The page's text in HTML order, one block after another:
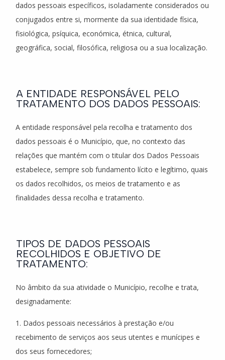
dados pessoais específicos, isoladamente considerados ou
conjugados entre si, mormente da sua identidade física,
fisiológica, psíquica, económica, étnica, cultural,
geográfica, social, filosófica, religiosa ou a sua localização.
A ENTIDADE RESPONSÁVEL PELO
TRATAMENTO DOS DADOS PESSOAIS:
A entidade responsável pela recolha e tratamento dos
dados pessoais é o Município, que, no contexto das
relações que mantém com o titular dos Dados Pessoais
estabelece, sempre sob fundamento lícito e legítimo, quais
os dados recolhidos, os meios de tratamento e as
finalidades dessa recolha e tratamento.
TIPOS DE DADOS PESSOAIS
RECOLHIDOS E OBJETIVO DE
TRATAMENTO:
No âmbito da sua atividade o Município, recolhe e trata,
designadamente:
1. Dados pessoais necessários à prestação e/ou
recebimento de serviços aos seus utentes e munícipes e
dos seus fornecedores;